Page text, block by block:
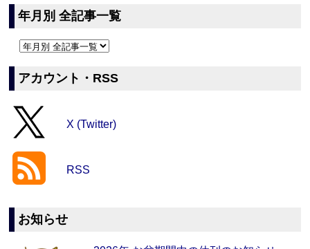
年月別 全記事一覧
アカウント・RSS
X (Twitter)
RSS
お知らせ